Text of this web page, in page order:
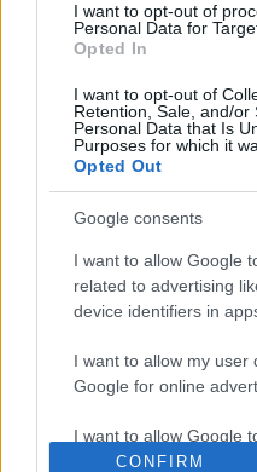
I want to opt-out of
Personal Data for
Opted In
I want to opt-out of
Retention, Sale, and/or
Personal Data that Is
Purposes for which it
Opted Out
Google consents
I want to allow Google
related to advertising
device identifiers in
I want to allow my user
Google for online
I want to allow Google
personalized advertising.
CONFIRM
Λεβαδειακός
ΟΦΗ
Βόλος
Ατρόμητος Αθηνών
Κηφισιά
Αστέρας Τρίπολης
Μια Ιστορία από την Πόλη
Το σύνολο του περιεχομένου
Απαγορεύεται η χρήση ή
μετά ή άνευ επεξεργασίας,
ΑΘΛΗΜΑΤΑ
Ποδόσφαιρο
Μπάσκετ